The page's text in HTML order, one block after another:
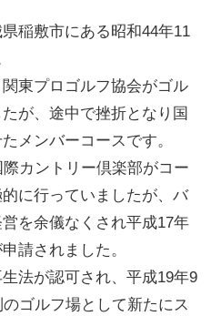
稲敷市にある昭和44年11
東プロゴルフ協会がゴル
が、途中で挫折となり国
メンバーコースです。
カントリー倶楽部がコー
に行っていましたが、バ
を余儀なくされ平成17年
請されました。
法が認可され、平成19年9
ゴルフ場として新たにス